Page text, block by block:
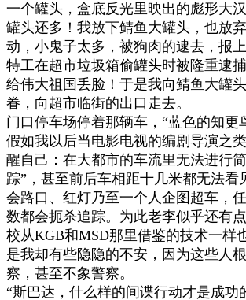
一个罐头，盒底反光里映出的彪形大
罐头还多！我放下鲭鱼大罐头，也放
动，小鬼子太多，被狗肉的逮去，报上
特工在超市垃圾箱偷罐头时被隆重逮捕
给伟大祖国丢脸！于是我向鲭鱼大罐
眷，向超市临街的出口走去。
门口停车场停着那辆车， “蓝色的知更
假如我以后当电影电视的编剧导演之
醒自己：在大都市的车流里无法进行
踪” ，甚至前后车相距十几米都无法看
会路口、红灯乃至一个人企图超车，
数都会扼杀追踪。为此老李似乎还有
校从KGB和MSD那里借鉴的技术一样
是我却有些隐隐的不安，因为这些人
察，甚至不象警察。
“斯巴达，什么样的间谍行动才是成功